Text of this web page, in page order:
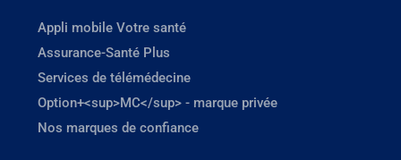
Appli mobile Votre santé
Assurance-Santé Plus
Services de télémédecine
Option+<sup>MC</sup> - marque privée
Nos marques de confiance